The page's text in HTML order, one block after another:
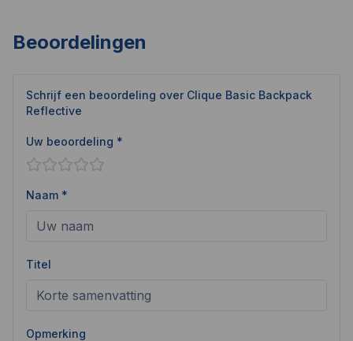
Beoordelingen
Schrijf een beoordeling over Clique Basic Backpack
Reflective
Uw beoordeling *
Naam *
Titel
Opmerking